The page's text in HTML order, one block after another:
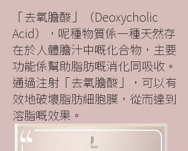
「去氧膽酸」（Deoxycholic
Acid），呢種物質係一種天然存
在於人體膽汁中嘅化合物，主要
功能係幫助脂肪嘅消化同吸收。
通過注射「去氧膽酸」，可以有
效地破壞脂肪細胞膜，從而達到
溶脂嘅效果。​